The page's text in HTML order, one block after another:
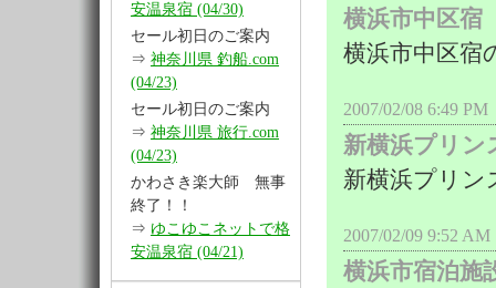
安温泉宿 (04/30)
セール初日のご案内
⇒ 神奈川県 釣船.com
(04/23)
セール初日のご案内
⇒ 神奈川県 旅行.com
(04/23)
かわさき楽大師 無事
終了！！
⇒ ゆこゆこネットで格
安温泉宿 (04/21)
横浜市中区宿
横浜市中区宿
2007/02/08 6:49
新横浜プリン
新横浜プリン
2007/02/09 9:52
横浜市宿泊施